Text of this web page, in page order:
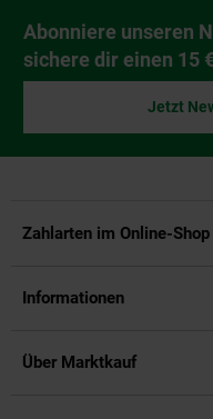
Newsletter
Abonniere unseren
sichere dir einen 15
Jetzt
Zahlarten im Online-Shop
Informationen
Über Marktkauf